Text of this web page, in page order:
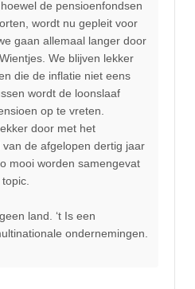
de pensioenfondsen
wordt nu gepleit voor
gaan allemaal langer door
We blijven lekker
die de inflatie niet eens
wordt de loonslaaf
op te vreten.
door met het
de afgelopen dertig jaar
mooi worden samengevat
land. ‘t Is een
ondernemingen.